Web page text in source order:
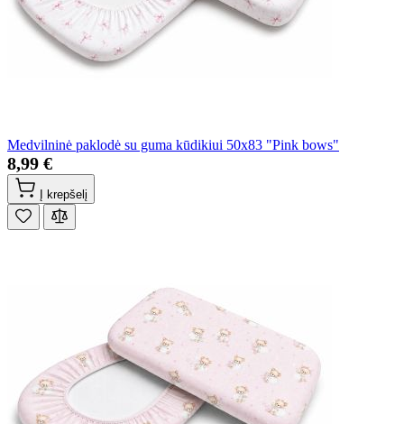
Medvilninė paklodė su guma kūdikiui 50x83 "Pink bows"
8,99 €
Į krepšelį